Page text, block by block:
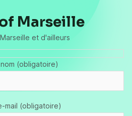
Marseille
et d'ailleurs
(obligatoire)
mail (obligatoire)